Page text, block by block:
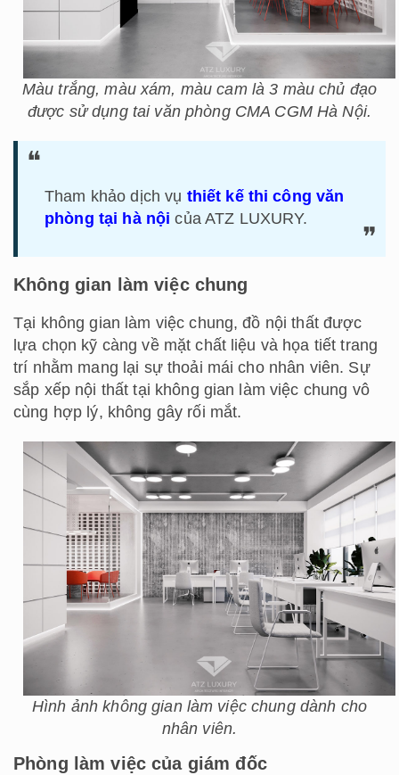
Màu trắng, màu xám, màu cam là 3 màu chủ đạo
được sử dụng tai văn phòng CMA CGM Hà Nội.
Tham khảo dịch vụ thiết kế thi công văn
phòng tại hà nội của ATZ LUXURY.
Không gian làm việc chung
Tại không gian làm việc chung, đồ nội thất được
lựa chọn kỹ càng về mặt chất liệu và họa tiết trang
trí nhằm mang lại sự thoải mái cho nhân viên. Sự
sắp xếp nội thất tại không gian làm việc chung vô
cùng hợp lý, không gây rối mắt.
Hình ảnh không gian làm việc chung dành cho
nhân viên.
Phòng làm việc của giám đốc